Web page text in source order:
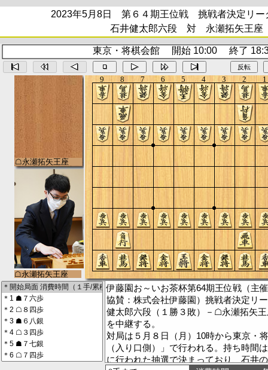
2023年5月8日 第６４期王位戦 挑戦者決定リー
石井健太郎六段 対 永瀬拓矢王座
反転
伊藤園お～いお茶杯第64期王位戦（主
協賛：株式会社伊藤園）挑戦者決定リ
健太郎六段（１勝３敗）－☖永瀬拓矢
を中継する。
対局は５月８日（月）10時から東京・
（入り口側）」で行われる。持ち時間
に行われた抽選で決まっており、石井
東京・将棋会館 開始 10:00 終了